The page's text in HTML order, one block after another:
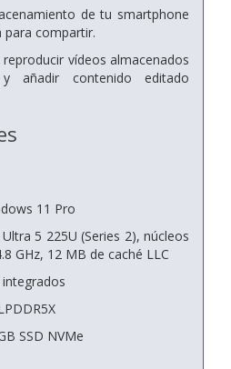
de tu smartphone
para compartir.
vídeos almacenados
y añadir contenido editado
11 Pro
5 225U (Series 2), núcleos
GHz, 12 MB de caché LLC
SSD NVMe